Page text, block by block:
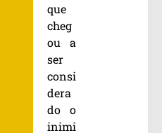
que
cheg
ou a
ser
consi
dera
do o
inimi